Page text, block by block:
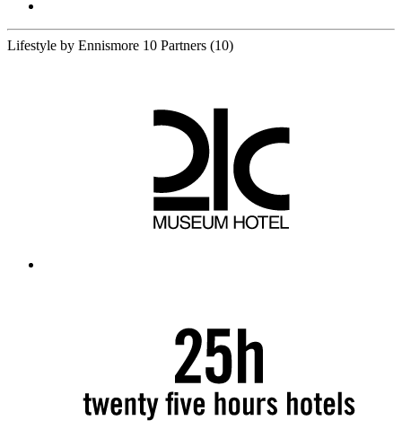
Lifestyle by Ennismore 10 Partners (10)